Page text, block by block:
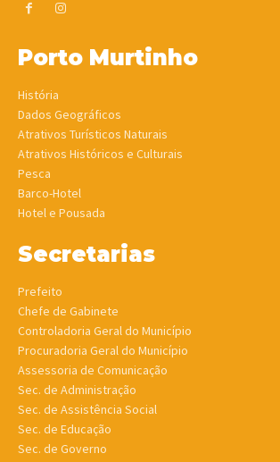
Porto Murtinho
História
Dados Geográficos
Atrativos Turísticos Naturais
Atrativos Históricos e Culturais
Pesca
Barco-Hotel
Hotel e Pousada
Secretarias
Prefeito
Chefe de Gabinete
Controladoria Geral do Município
Procuradoria Geral do Município
Assessoria de Comunicação
Sec. de Administração
Sec. de Assistência Social
Sec. de Educação
Sec. de Governo